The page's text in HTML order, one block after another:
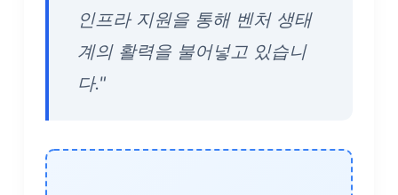
인프라 지원을 통해 벤처 생태
계의 활력을 불어넣고 있습니
다."